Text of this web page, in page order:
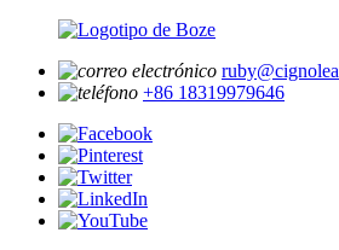
+86 18319979646